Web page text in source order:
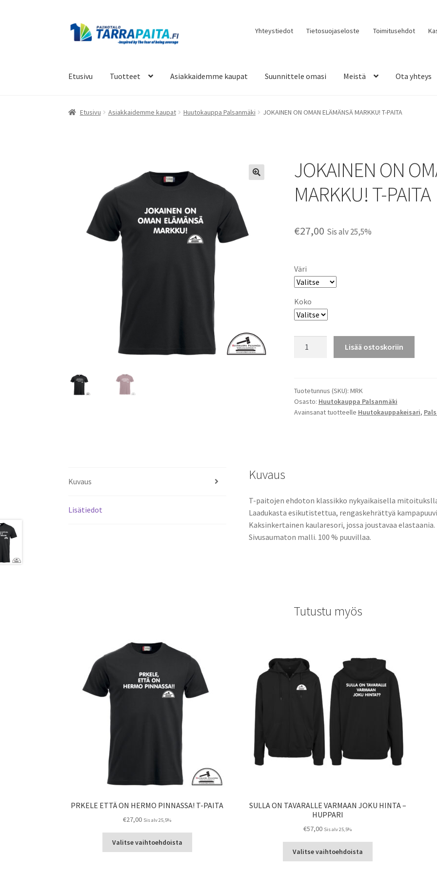
Siirry
navigointiin
Siirry
sisältöön
Yhteystiedot Tietosuojaseloste Toimitusehdot
Etusivu Tuotteet Asiakkaidemme kaupat Suunnittele omasi Meistä Ota yhteys
Etusivu Asiakkaidemme kaupat Huutokauppa Palsanmäki JOKAINEN ON OMAN ELÄMÄNSÄ MARKKU! T-PAITA
JOKAINEN ON
MARKKU! T-PAITA
€27,00 Sis alv 25,5%
Väri
Koko
MARKKU!
T-
PAITA
Lisää ostoskoriin
Tuotetunnus (SKU): MRK
Osasto: Huutokauppa Palsanmäki
Avainsanat tuotteelle Huutokauppakeisari,
Kuvaus
Lisätiedot
Kuvaus
T-paitojen ehdoton klassikko nykyaikaisella
Laadukasta esikutistettua, rengaskehrättyä
Kaksinkertainen kaularesori, jossa joustavaa elastaania.
Sivusaumaton malli. 100 % puuvillaa.
Tutustu myös
PRKELE ETTÄ ON HERMO PINNASSA! T-PAITA
€27,00 Sis alv 25,5%
Valitse vaihtoehdoista
SULLA ON TAVARALLE VARMAAN JOKU HINTA –
HUPPARI
€57,00 Sis alv 25,5%
Valitse vaihtoehdoista